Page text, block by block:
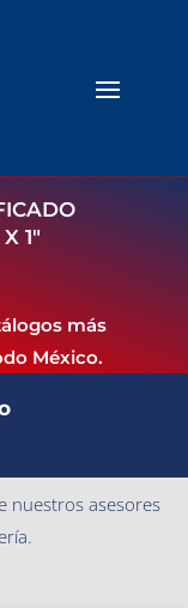
1″
más
México.
nuestros asesores